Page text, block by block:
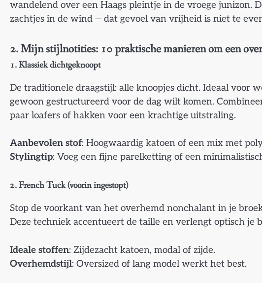
wandelend over een Haags pleintje in de vroege junizon.
zachtjes in de wind — dat gevoel van vrijheid is niet te
2. Mijn stijlnotities: 10 praktische manieren om een
1. Klassiek dichtgeknoopt
De traditionele draagstijl: alle knoopjes dicht. Ideaal voor
gewoon gestructureerd voor de dag wilt komen.
paar loafers of hakken voor een krachtige uitstraling.
Aanbevolen stof: Hoogwaardig katoen of een mix met
Stylingtip: Voeg een fijne parelketting of een
2. French Tuck (voorin ingestopt)
Stop de voorkant van het overhemd nonchalant in je
Deze techniek accentueert de taille en verlengt optisch je
Ideale stoffen: Zijdezacht katoen, modal of zijde.
Overhemdstijl: Oversized of lang model werkt het best.